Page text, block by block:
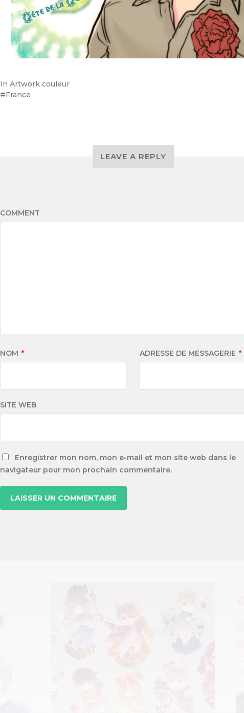
In Artwork couleur
France
LEAVE A REPLY
COMMENT
NOM * ADRESSE DE MESSAGERIE *
SITE WEB
Enregistrer mon nom, mon e-mail et mon site web dans le
navigateur pour mon prochain commentaire.